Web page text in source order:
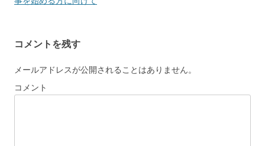
ゲ
ー
シ
コメントを残す
メールアドレスが公開されることはありません。
コメント